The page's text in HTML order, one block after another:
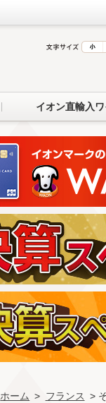
イオン直輸入
ホーム > フランス >